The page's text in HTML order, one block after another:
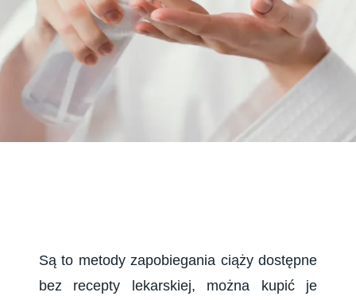
Są to metody zapobiegania ciążydostępne
bez recepty lekarskiej, można kupić je